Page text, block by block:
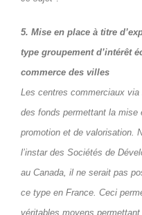
5. Mise en place à titre
type groupement d’intérêt
commerce des villes
Les centres commerciaux
des fonds permettant la mise
promotion et de valorisation.
l’instar des Sociétés de
au Canada, il ne serait pas
ce type en France. Ceci
véritables moyens